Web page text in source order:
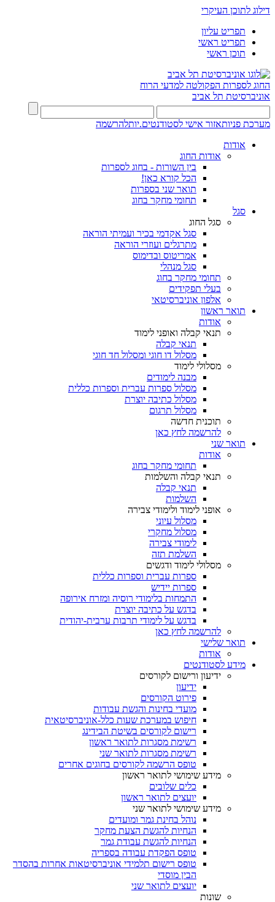
דילוג לתוכן העיקרי
תפריט עליון
תפריט ראשי
תוכן ראשי
החוג לספרות הפקולטה למדעי הרוח
אוניברסיטת תל אביב
מערכת פניותאזור אישי לסטודנטים.יותלהרשמה
אודות
אודות החוג
בין השורות - בחוג לספרות
הכל קורא כאן!
תואר שני בספרות
תחומי מחקר בחוג
סגל
סגל החוג
סגל אקדמי בכיר ועמיתי הוראה
מתרגלים ועוזרי הוראה
אמריטוס ובדימוס
סגל מנהלי
תחומי מחקר בחוג
בעלי תפקידים
אלפון אוניברסיטאי
תואר ראשון
אודות
תנאי קבלה ואופני לימוד
תנאי קבלה
מסלול דו חוגי ומסלול חד חוגי
מסלולי לימוד
מבנה לימודים
מסלול ספרות עברית וספרות כללית
מסלול כתיבה יוצרת
מסלול תרגום
תוכנית חדשה
להרשמה לחץ כאן
תואר שני
אודות
תחומי מחקר בחוג
תנאי קבלה והשלמות
תנאי קבלה
השלמות
אופני לימוד ולימודי צבירה
מסלול עיוני
מסלול מחקרי
לימודי צבירה
השלמת תזה
מסלולי לימוד ודגשים
ספרות עברית וספרות כללית
ספרות יידיש
התמחות בלימודי רוסיה ומזרח אירופה
בדגש על כתיבה יוצרת
בדגש על לימודי תרבות ערבית-יהודית
להרשמה לחץ כאן
תואר שלישי
אודות
מידע לסטודנטים
ידיעון ורישום לקורסים
ידיעון
פירוט הקורסים
מועדי בחינות והגשת עבודות
חיפוש במערכת שעות כלל-אוניברסיטאית
רישום לקורסים בשיטת הבידינג
רשימת מסגרות לתואר ראשון
רשימת מסגרות לתואר שני
טופס הרשמה לקורסים בחוגים אחרים
מידע שימושי לתואר ראשון
כלים שלובים
יועצים לתואר ראשון
מידע שימושי לתואר שני
נוהל בחינת גמר ומועדים
הנחיות להגשת הצעת מחקר
הנחיות להגשת עבודת גמר
טופס הפקדת עבודה בספריה
טופס רישום תלמידי אוניברסיטאות אחרות בהסדר
הבין מוסדי
יועצים לתואר שני
שונות